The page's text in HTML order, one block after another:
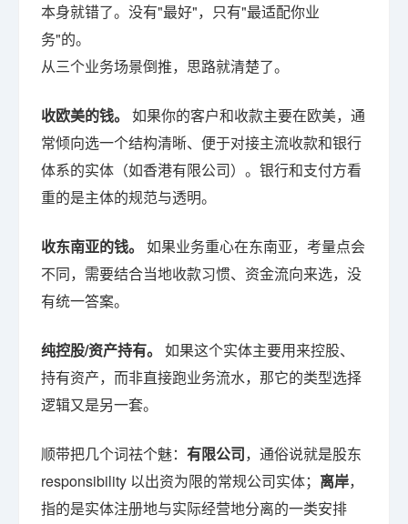
本身就错了。没有"最好"，只有"最适配你业
务"的。
从三个业务场景倒推，思路就清楚了。
收欧美的钱。 如果你的客户和收款主要在欧美，通
常倾向选一个结构清晰、便于对接主流收款和银行
体系的实体（如香港有限公司）。银行和支付方看
重的是主体的规范与透明。
收东南亚的钱。 如果业务重心在东南亚，考量点会
不同，需要结合当地收款习惯、资金流向来选，没
有统一答案。
纯控股/资产持有。 如果这个实体主要用来控股、
持有资产，而非直接跑业务流水，那它的类型选择
逻辑又是另一套。
顺带把几个词祛个魅： 有限公司，通俗说就是股东
responsibility 以出资为限的常规公司实体； 离岸，
指的是实体注册地与实际经营地分离的一类安排